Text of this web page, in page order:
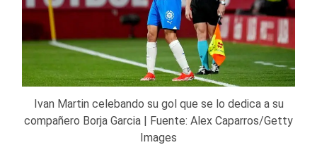
Ivan Martin celebando su gol que se lo dedica a su
compañero Borja Garcia | Fuente: Alex Caparros/Getty
Images